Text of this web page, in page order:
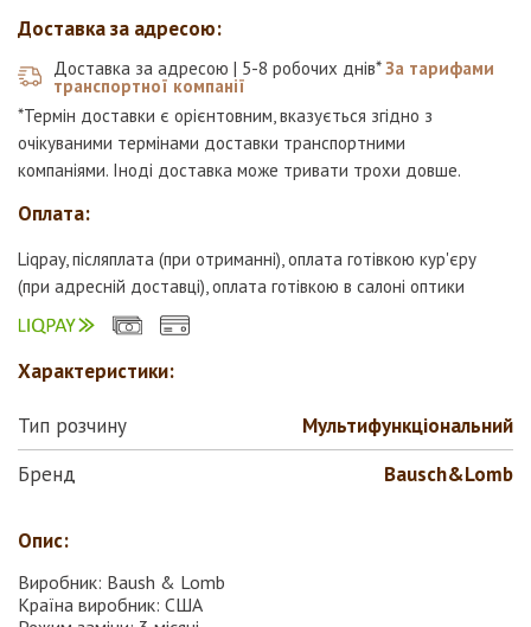
Доставка за адресою:
Доставка за адресою | 5-8 робочих днів*За тарифами
транспортної компанії
*Термін доставки є орієнтовним, вказується згідно з
очікуваними термінами доставки транспортними
компаніями. Іноді доставка може тривати трохи довше.
Оплата:
Liqpay, післяплата (при отриманні), оплата готівкою кур'єру
(при адресній доставці), оплата готівкою в салоні оптики
Характеристики:
Тип розчину
Мультифункціональний
Бренд
Bausch&Lomb
Опис:
Виробник: Baush & Lomb
Країна виробник: США